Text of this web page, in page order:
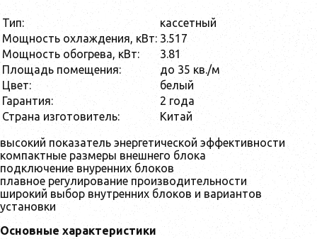
Тип:
кассетный
Мощность охлаждения, кВт: 3.517
Мощность обогрева, кВт:
3.81
Площадь помещения:
до 35 кв./м
Цвет:
белый
Гарантия:
2 года
Страна изготовитель:
Китай
высокий показатель энергетической эффективности
компактные размеры внешнего блока
подключение внуренних блоков
плавное регулирование производительности
широкий выбор внутренних блоков и вариантов
установки
Основные характеристики